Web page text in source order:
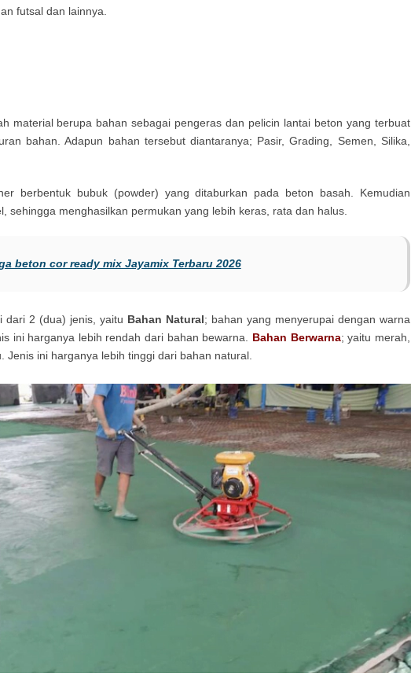
futsal dan lainnya.
material berupa bahan sebagai pengeras dan pelicin lantai beton yang terbuat
bahan. Adapun bahan tersebut diantaranya; Pasir, Grading, Semen, Silika,
berbentuk bubuk (powder) yang ditaburkan pada beton basah. Kemudian
sehingga menghasilkan permukan yang lebih keras, rata dan halus.
beton cor ready mix Jayamix Terbaru 2026
dari 2 (dua) jenis, yaitu Bahan Natural; bahan yang menyerupai dengan warna
ini harganya lebih rendah dari bahan bewarna. Bahan Berwarna; yaitu merah,
Jenis ini harganya lebih tinggi dari bahan natural.